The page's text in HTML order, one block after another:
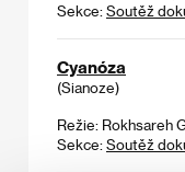
Sekce: Soutěž
Cyanóza
(Sianoze)
Režie: Rokhsareh
Sekce: Soutěž